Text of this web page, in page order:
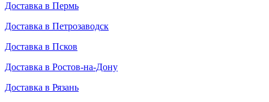
Доставка в Пермь
Доставка в Петрозаводск
Доставка в Псков
Доставка в Ростов-на-Дону
Доставка в Рязань